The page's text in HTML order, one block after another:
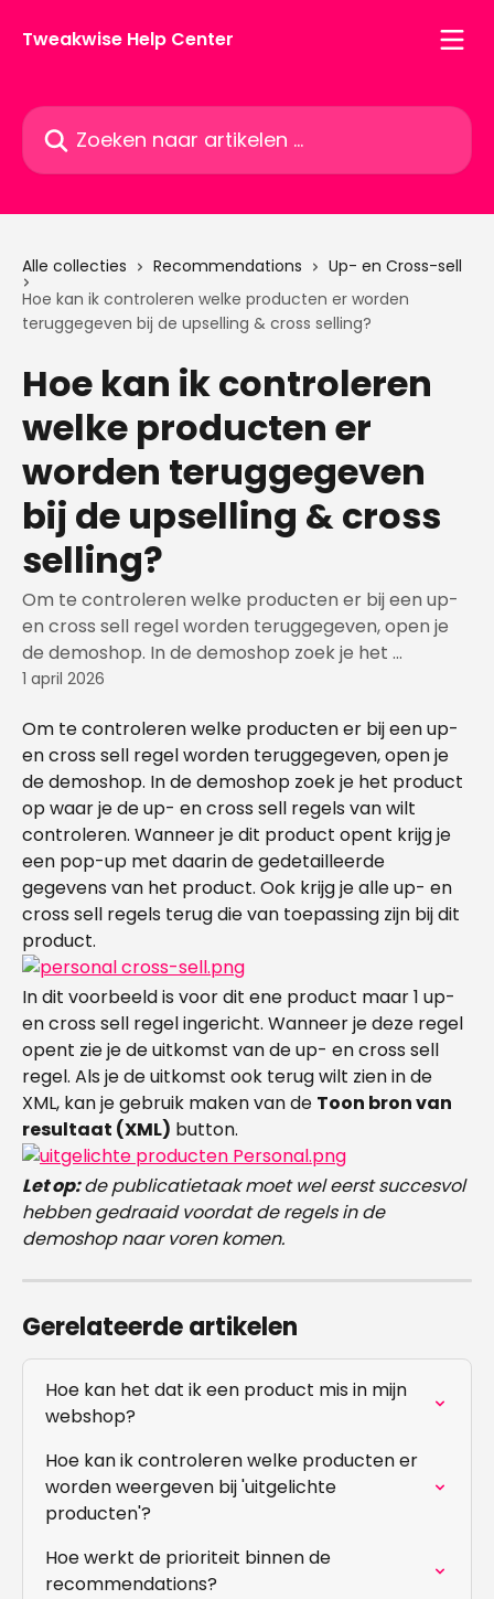
Tweakwise Help Center
Zoeken naar artikelen ...
Alle collecties Recommendations
Up- en Cross-sell
Hoe kan ik controleren welke producten er worden
teruggegeven bij de upselling & cross selling?
Hoe kan ik controleren
welke producten er
worden teruggegeven
bij de upselling & cross
selling?
Om te controleren welke producten er bij een up-
en cross sell regel worden teruggegeven, open je
de demoshop. In de demoshop zoek je het ...
1 april 2026
Om te controleren welke producten er bij een up-
en cross sell regel worden teruggegeven, open je
de demoshop. In de demoshop zoek je het product
op waar je de up- en cross sell regels van wilt
controleren. Wanneer je dit product opent krijg je
een pop-up met daarin de gedetailleerde
gegevens van het product. Ook krijg je alle up- en
cross sell regels terug die van toepassing zijn bij dit
product.
In dit voorbeeld is voor dit ene product maar 1 up-
en cross sell regel ingericht. Wanneer je deze regel
opent zie je de uitkomst van de up- en cross sell
regel. Als je de uitkomst ook terug wilt zien in de
XML, kan je gebruik maken van de Toon bron van
resultaat (XML) button.
Let op: de publicatietaak moet wel eerst succesvol
hebben gedraaid voordat de regels in de
demoshop naar voren komen.
Gerelateerde artikelen
Hoe kan het dat ik een product mis in mijn
webshop?
Hoe kan ik controleren welke producten er
worden weergeven bij 'uitgelichte
producten'?
Hoe werkt de prioriteit binnen de
recommendations?